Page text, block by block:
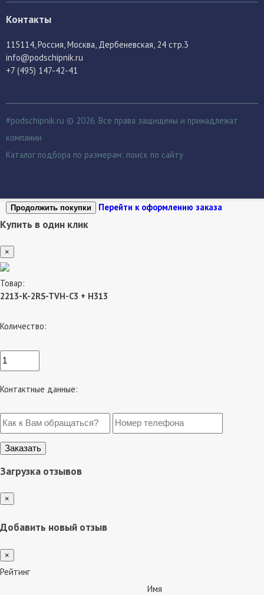
Контакты
115114 , Россия, Москва, Дербеневская, 24 стр.3
info@podschipnik.ru
+7 (495) 147-42-41
#podschipnik.ru © 2026. Все права защищены и принадлежат
компании
Каталог подбора по размерам: поиск по сайту
Продолжить покупки Перейти к оформлению заказа
Купить в один клик
×
Товар:
2213-K-2RS-TVH-C3 + H313
Количество:
Контактные данные:
Загрузка отзывов
×
Добавить новый отзыв
×
Рейтинг
Имя